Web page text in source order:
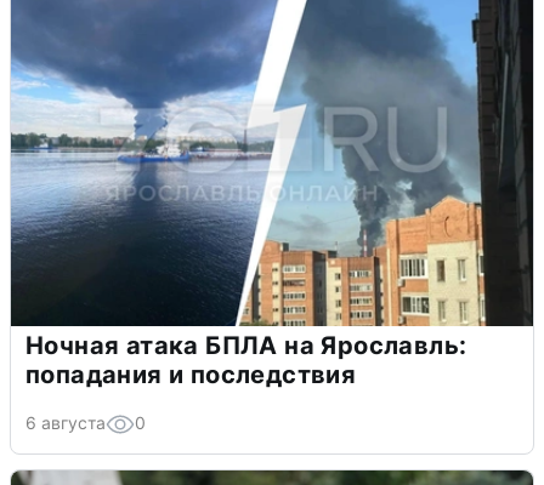
Ночная атака БПЛА на Ярославль:
попадания и последствия
6 августа 0